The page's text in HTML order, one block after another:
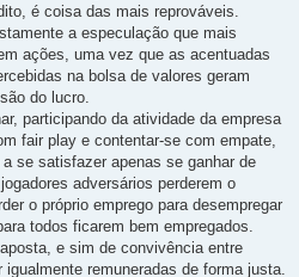
é coisa das mais reprováveis.
a especulação que mais
ações, uma vez que as acentuadas
na bolsa de valores geram
do lucro.
participando da atividade da empresa
fair play e contentar-se com empate,
se satisfazer apenas se ganhar de
adversários perderem o
o próprio emprego para desempregar
todos ficarem bem empregados.
e sim de convivência entre
remuneradas de forma justa.